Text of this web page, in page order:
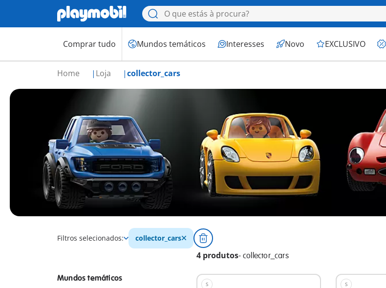
Comprar tudo Mundos temáticos Interesses Novo EXCLUSIVO
Home Loja collector_cars
Filtros selecionados: collector_cars
4 produtos- collector_cars
Mundos temáticos
S S